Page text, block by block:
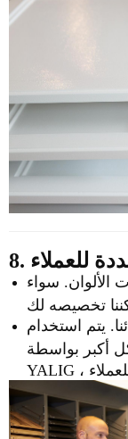
للعملاء
الألوان. سواء
يتم استخدام
أكبر بواسطة